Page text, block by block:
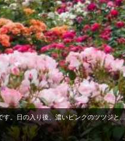
5月中旬の千葉銀行本店ローズガーデンです。日の入り後、濃いピンクのツツジと淡い…